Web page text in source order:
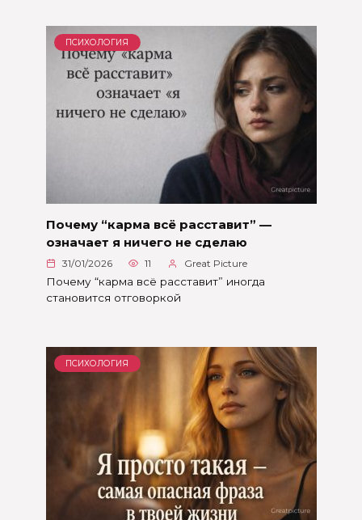
ПСИХОЛОГИЯ
Почему “карма всё расставит” —
означает я ничего не сделаю
31/01/2026 11 Great Picture
Почему “карма всё расставит” иногда
становится отговоркой
ПСИХОЛОГИЯ